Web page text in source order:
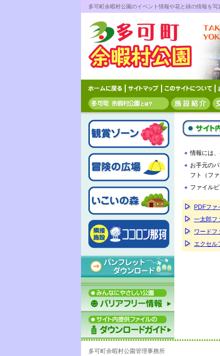
多可町余暇村公園のイベント情報や花と緑の情報を
● 情報には
● お手元の
フト（フ
● ファイル
PDFファ
一太郎フ
ワードフ
エクセル
多可町余暇村公園管理事務所